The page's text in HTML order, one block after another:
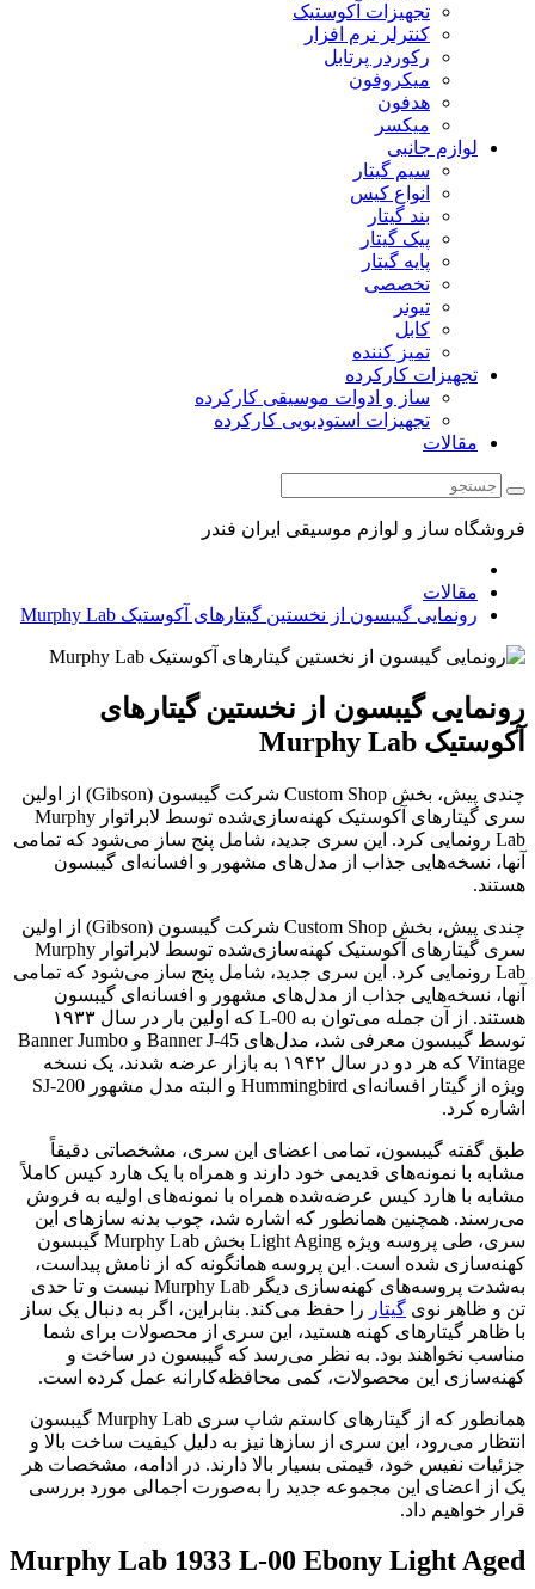
تجهیزات آکوستیک
کنترلر نرم افزار
رکوردر پرتابل
میکروفون
هدفون
میکسر
لوازم جانبی
سیم گیتار
انواع کیس
بند گیتار
پیک گیتار
پایه گیتار
تخصصی
تیونر
کابل
تمیز کننده
تجهیزات کارکرده
ساز و ادوات موسیقی کارکرده
تجهیزات استودیویی کارکرده
مقالات
فروشگاه ساز و لوازم موسیقی ایران فندر
مقالات
رونمایی گیبسون از نخستین گیتارهای آکوستیک Murphy Lab
رونمایی گیبسون از نخستین گیتارهای
آکوستیک Murphy Lab
چندی پیش، بخش Custom Shop شرکت گیبسون (Gibson) از اولین
سری گیتارهای آکوستیک کهنه‌سازی‌شده توسط لابراتوار Murphy
Lab رونمایی کرد. این سری جدید، شامل پنج ساز می‌شود که تمامی
آنها، نسخه‌هایی جذاب از مدل‌های مشهور و افسانه‌ای گیبسون
هستند.
چندی پیش، بخش Custom Shop شرکت گیبسون (Gibson) از اولین
سری گیتارهای آکوستیک کهنه‌سازی‌شده توسط لابراتوار Murphy
Lab رونمایی کرد. این سری جدید، شامل پنج ساز می‌شود که تمامی
آنها، نسخه‌هایی جذاب از مدل‌های مشهور و افسانه‌ای گیبسون
هستند. از آن جمله می‌توان به L-00 که اولین بار در سال ۱۹۳۳
توسط گیبسون معرفی شد، مدل‌های Banner J-45 و Banner Jumbo
Vintage که هر دو در سال ۱۹۴۲ به بازار عرضه شدند، یک نسخه
ویژه از گیتار افسانه‌ای Hummingbird و البته مدل مشهور SJ-200
اشاره کرد.
طبق گفته گیبسون، تمامی اعضای این سری، مشخصاتی دقیقاً
مشابه با نمونه‌های قدیمی خود دارند و همراه با یک‌ هارد کیس کاملاً
مشابه با‌ هارد کیس عرضه‌شده همراه با نمونه‌های اولیه به فروش
می‌رسند. همچنین همانطور که اشاره شد، چوب بدنه سازهای این
سری، طی پروسه ویژه Light Aging بخش Murphy Lab گیبسون
کهنه‌سازی شده است. این پروسه همانگونه که از نامش پیداست،
به‌شدت پروسه‌های کهنه‌سازی دیگر Murphy Lab نیست و تا حدی
تن و ظاهر نوی گیتار را حفظ می‌کند. بنابراین، اگر به دنبال یک ساز
با ظاهر گیتارهای کهنه هستید، این سری از محصولات برای شما
مناسب نخواهند بود. به نظر می‌رسد که گیبسون در ساخت و
کهنه‌سازی این محصولات، کمی محافظه‌کارانه عمل کرده است.
همانطور که از گیتارهای کاستم شاپ سری Murphy Lab گیبسون
انتظار می‌رود، این سری از سازها نیز به دلیل کیفیت ساخت بالا و
جزئیات نفیس خود، قیمتی بسیار بالا دارند. در ادامه، مشخصات هر
یک از اعضای این مجموعه جدید را به‌صورت اجمالی مورد بررسی
قرار خواهیم داد.
Murphy Lab 1933 L-00 Ebony Light Aged